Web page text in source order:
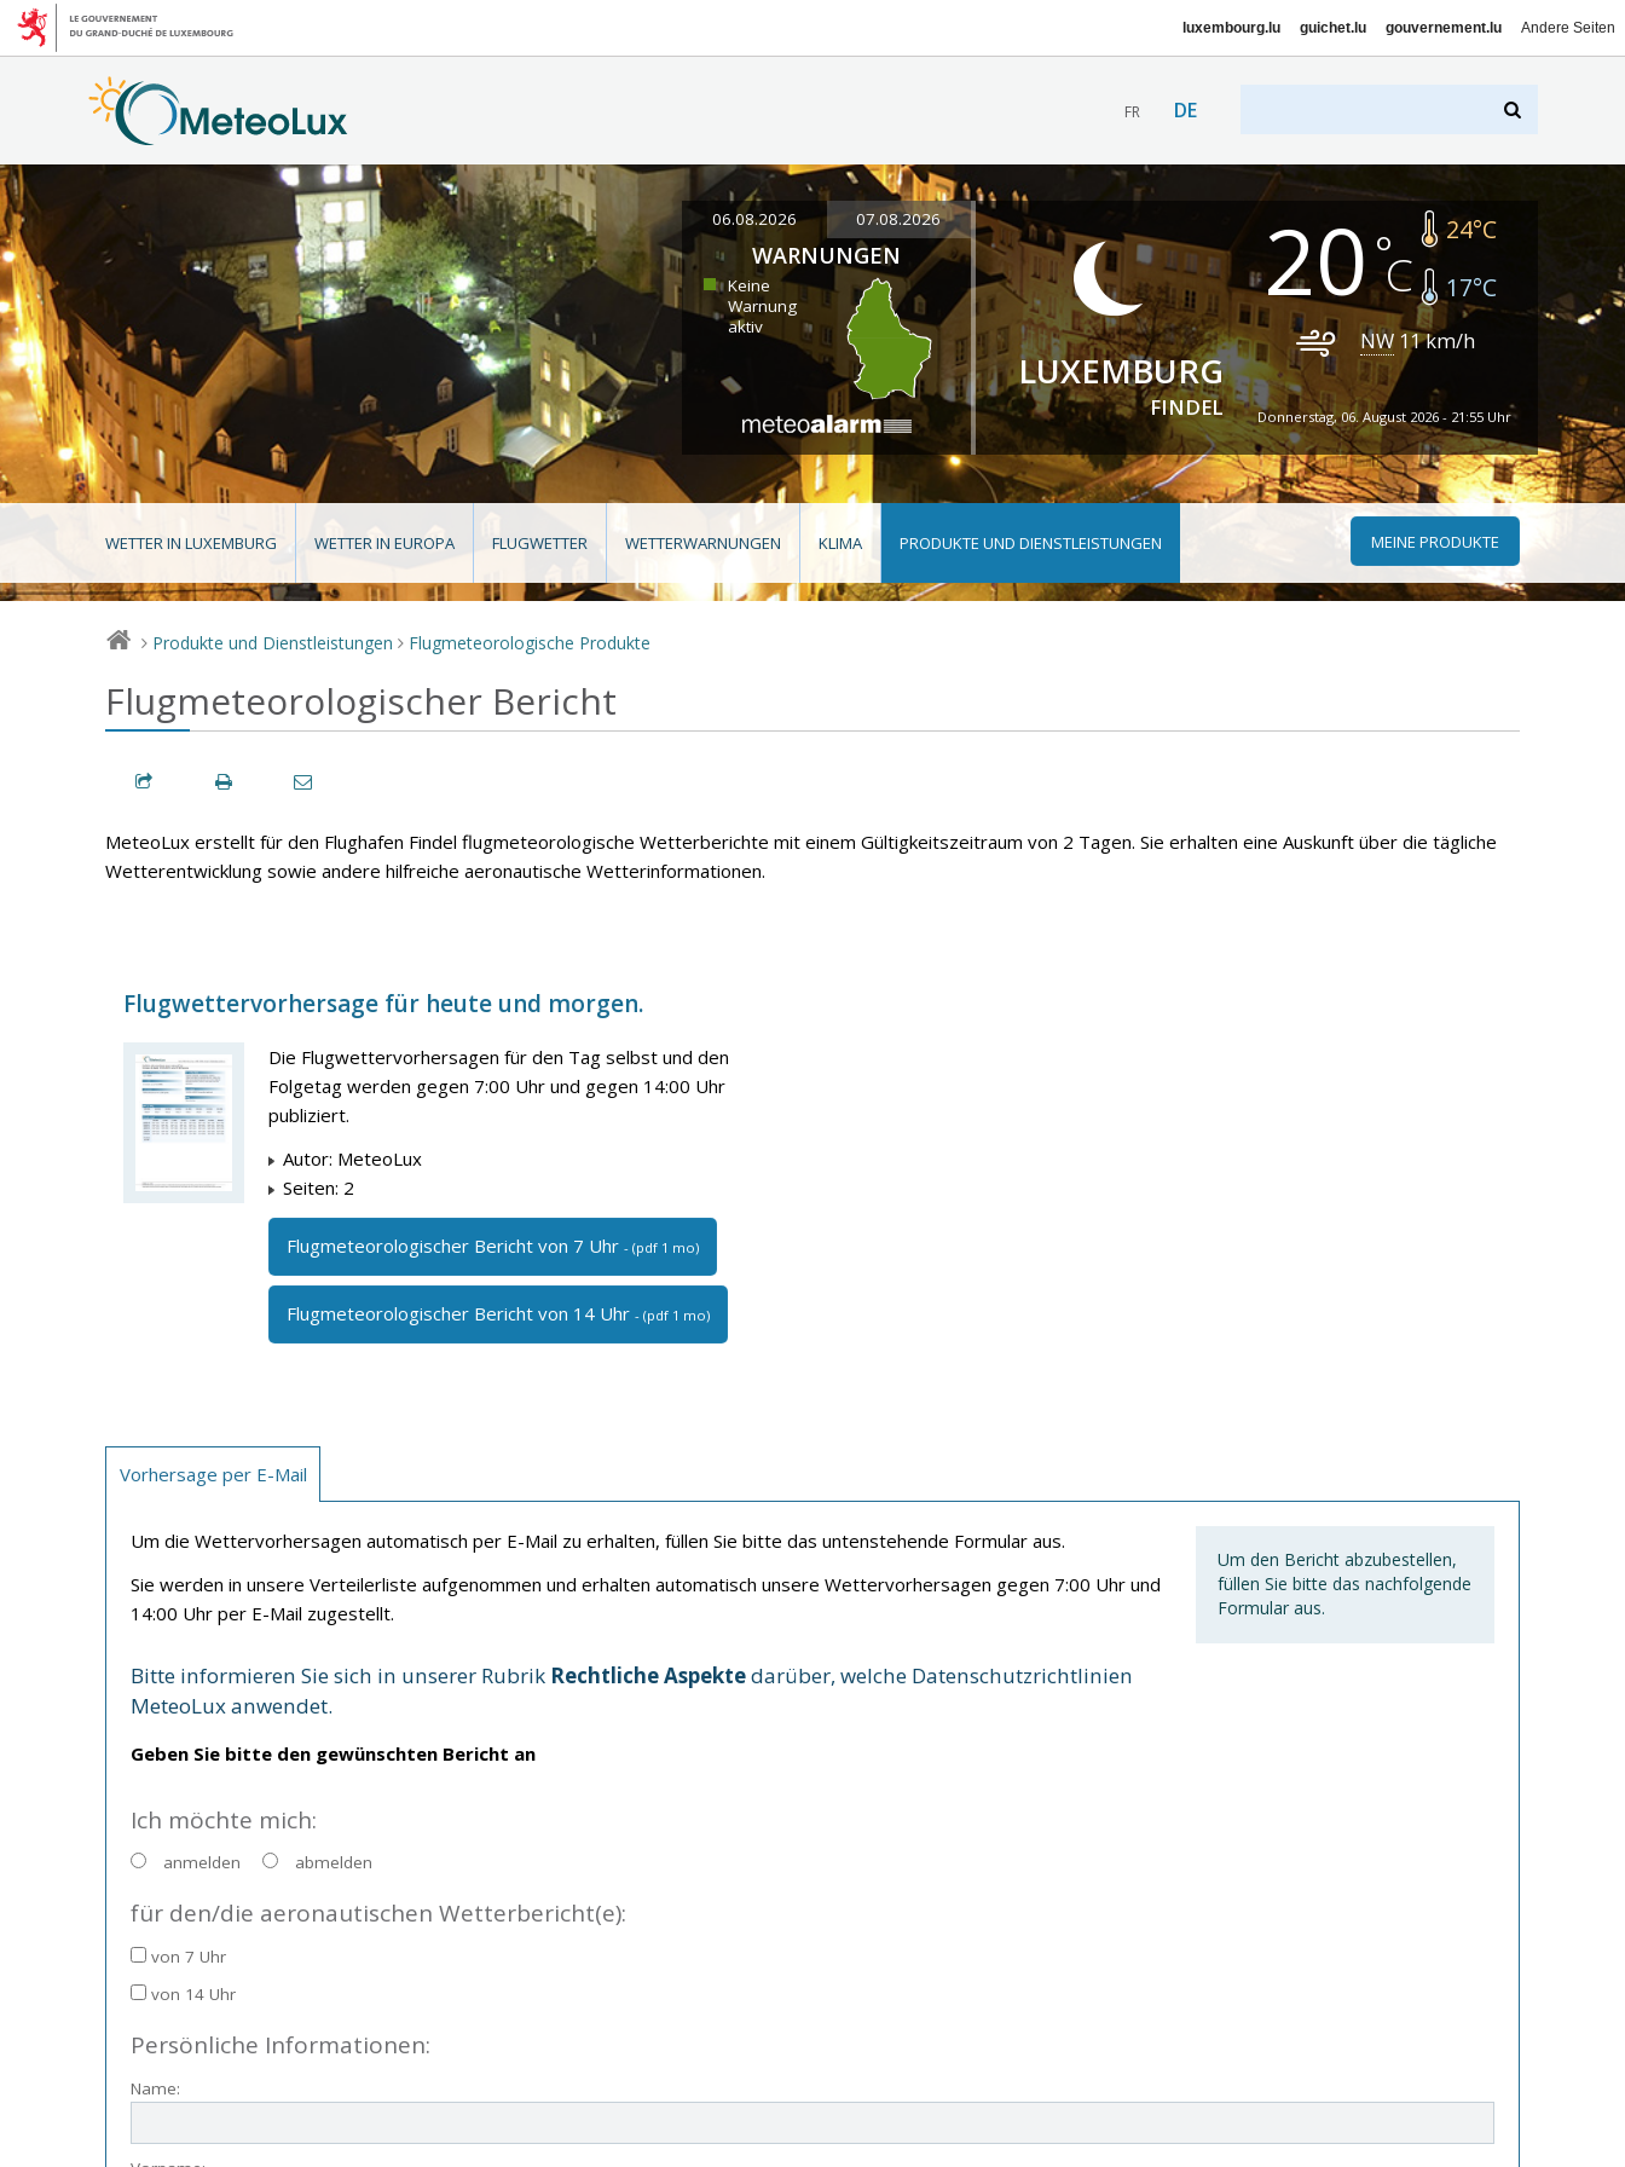
luxembourg.lu guichet.lu gouvernement.lu Andere Seiten
FR DE
06.08.2026 07.08.2026
WARNUNGEN
Keine
Warnung
aktiv
LUXEMBURG
FINDEL
20 24°C
17°C
NW 11km/h
Donnerstag, 06. August 2026 - 21:55 Uhr
WETTER IN LUXEMBURG WETTER IN EUROPA FLUGWETTER WETTERWARNUNGEN KLIMA PRODUKTE UND DIENSTLEISTUNGEN MEINE PRODUKTE
> Produkte und Dienstleistungen > Flugmeteorologische Produkte
Flugmeteorologischer Bericht
MeteoLux erstellt für den Flughafen Findel flugmeteorologische Wetterberichte mit einem Gültigkeitszeitraum von 2 Tagen. Sie erhalten eine Auskunft über die tägliche
Wetterentwicklung sowie andere hilfreiche aeronautische Wetterinformationen.
Flugwettervorhersage für heute und morgen.
Die Flugwettervorhersagen für den Tag selbst und den
Folgetag werden gegen 7:00 Uhr und gegen 14:00 Uhr
publiziert.
Autor: MeteoLux
Seiten: 2
Flugmeteorologischer Bericht von 7 Uhr - (pdf 1 mo)
Flugmeteorologischer Bericht von 14 Uhr - (pdf 1 mo)
Vorhersage per E-Mail
Um den Bericht abzubestellen,
füllen Sie bitte das nachfolgende
Formular aus.
Um die Wettervorhersagen automatisch per E-Mail zu erhalten, füllen Sie bitte das untenstehende Formular aus.
Sie werden in unsere Verteilerliste aufgenommen und erhalten automatisch unsere Wettervorhersagen gegen 7:00 Uhr und
14:00 Uhr per E-Mail zugestellt.
Bitte informieren Sie sich in unserer Rubrik Rechtliche Aspektedarüber, welche Datenschutzrichtlinien
MeteoLux anwendet.
Geben Sie bitte den gewünschten Bericht an
Ich möchte mich:
anmelden abmelden
für den/die aeronautischen Wetterbericht(e):
von 7 Uhr
von 14 Uhr
Persönliche Informationen:
Name: